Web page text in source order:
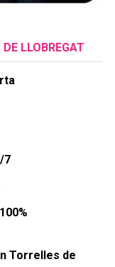
LLOBREGAT
7
​Torrelles de